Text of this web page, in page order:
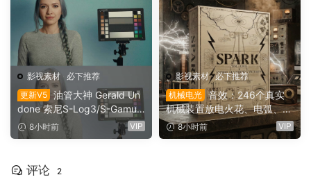
影视素材 · 必下推荐
更新V5 油管大神 Gerald Un
done 索尼S-Log3/S-Gamut
3.Cine素材色彩还原、监看L
UT调色预设 Gerald Undone
2）
8小时前 VIP
影视素材·必下推荐
机械电光 音效：246个真实
机械装置放电火花、电弧、嗡
鸣、嗡鸣、机械激活冲击电影
游戏广告音效素材 SoundMor
8小时前 VIP
评论 2